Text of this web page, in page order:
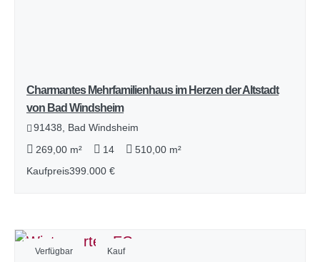
Charmantes Mehrfamilienhaus im Herzen der Altstadt
von Bad Windsheim
91438, Bad Windsheim
269,00 m²
14
510,00 m²
Kaufpreis399.000 €
Verfügbar Kauf